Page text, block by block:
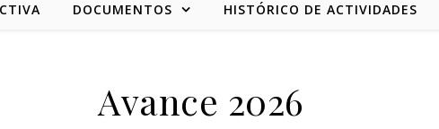
DOCUMENTOS HISTÓRICO DE ACTIVIDADES
Avance 2026